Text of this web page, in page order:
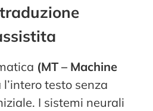
(MT – Machine
l’intero testo senza
I sistemi neurali